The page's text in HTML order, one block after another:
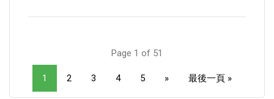
Page 1 of 51
1 2 3 4 5 » 最後一頁 »